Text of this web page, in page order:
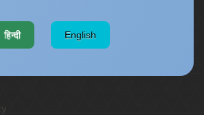
हिन्दी English